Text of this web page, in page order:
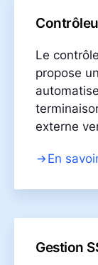
Le
propose
externe
En
Gestion